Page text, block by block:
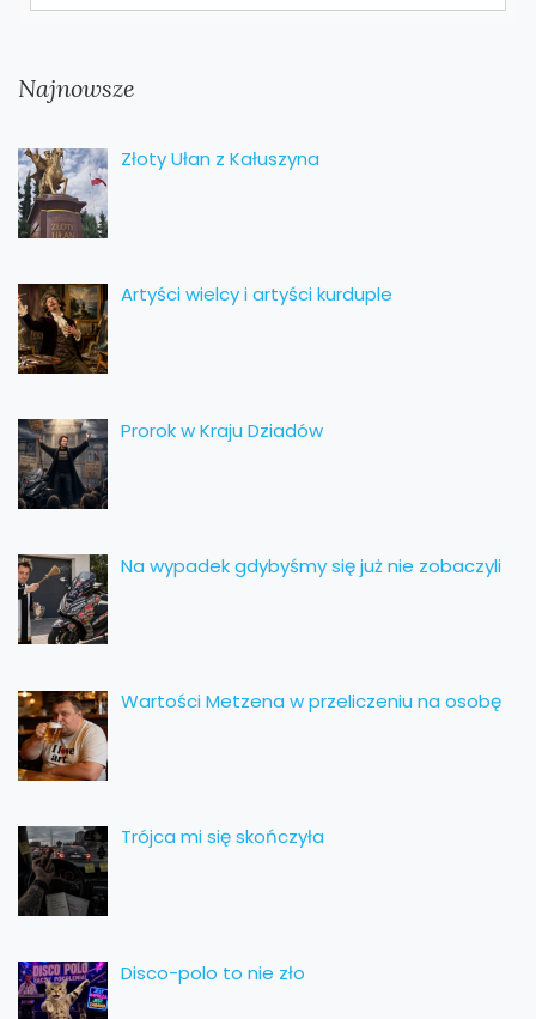
Najnowsze
Złoty Ułan z Kałuszyna
Artyści wielcy i artyści kurduple
Prorok w Kraju Dziadów
Na wypadek gdybyśmy się już nie zobaczyli
Wartości Metzena w przeliczeniu na osobę
Trójca mi się skończyła
Disco-polo to nie zło